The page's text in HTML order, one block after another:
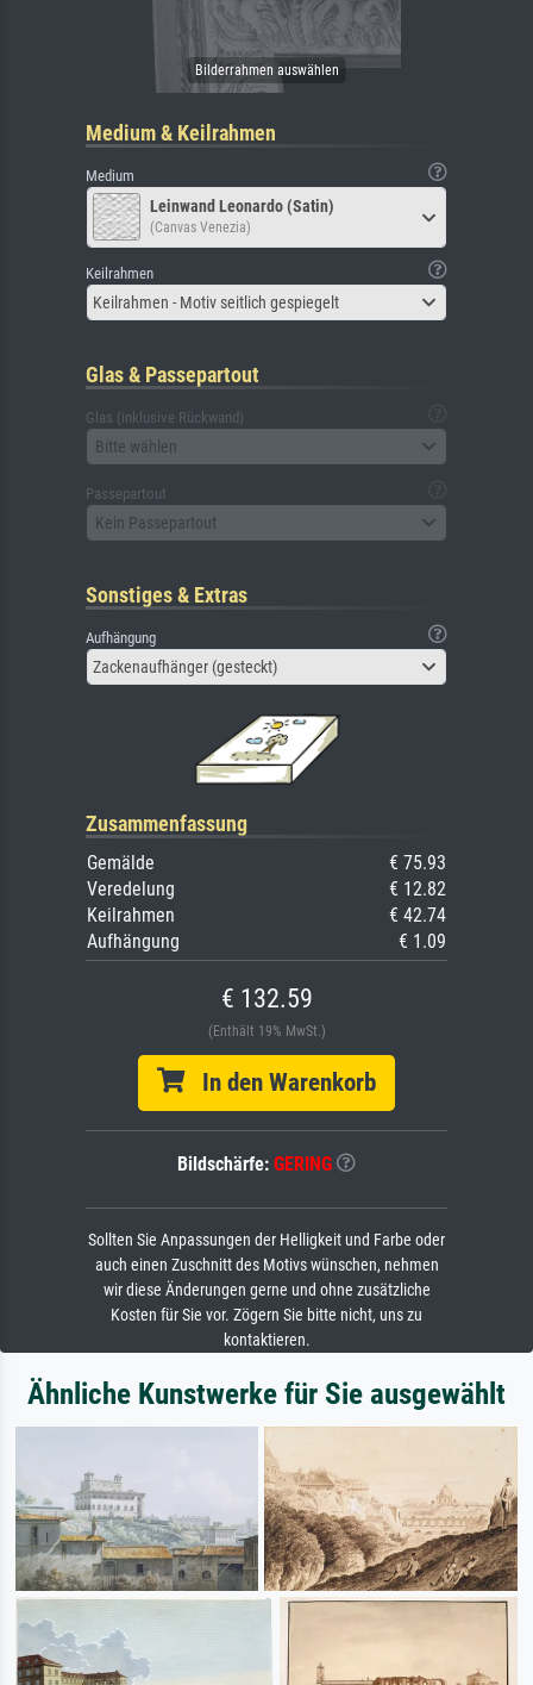
Medium & Keilrahmen
Medium
Leinwand Leonardo (Satin)
(Canvas Venezia)
Keilrahmen
Keilrahmen - Motiv seitlich gespiegelt
Glas & Passepartout
Glas (inklusive Rückwand)
Bitte wählen
Passepartout
Kein Passepartout
Sonstiges & Extras
Aufhängung
Zackenaufhänger (gesteckt)
Zusammenfassung
Gemälde
€ 75.93
Veredelung
€ 12.82
Keilrahmen
€ 42.74
Aufhängung
€ 1.09
€ 132.59
(Enthält 19% MwSt.)
In den Warenkorb
Bildschärfe: GERING
Sollten Sie Anpassungen der Helligkeit und Farbe oder
auch einen Zuschnitt des Motivs wünschen, nehmen
wir diese Änderungen gerne und ohne zusätzliche
Kosten für Sie vor. Zögern Sie bitte nicht, uns zu
kontaktieren.
Ähnliche Kunstwerke für Sie ausgewählt